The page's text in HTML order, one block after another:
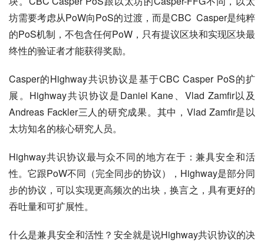
坊需要考虑从PoW向PoS的过渡，而是CBC  Casper是纯粹
的PoS机制，不包含任何PoW，只有提议区块和实现区块最
终性的验证者才能获得奖励。
Casper的Highway共识协议是基于CBC Casper PoS的扩
展。Highway共识协议是Daniel Kane、Vlad Zamfir以及
Andreas Fackler三人的研究成果。其中，Vlad Zamfir是以
太坊知名的核心研究人员。
Highway共识协议最与众不同的地方在于：兼具安全和活
性。它跟PoW不同（完全同步的协议），Highway是部分同
步的协议，可以实现更高频次的出块，换言之，具有更好的
吞吐量和可扩展性。
什么是兼具安全和活性？安全就是说Highway共识协议的决